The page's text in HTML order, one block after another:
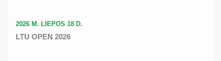
2026 M. LIEPOS 18 D.
LTU OPEN 2026